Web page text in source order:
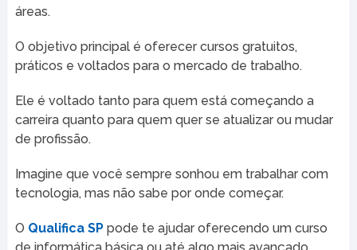
áreas.
O objetivo principal é oferecer cursos gratuitos,
práticos e voltados para o mercado de trabalho.
Ele é voltado tanto para quem está começando a
carreira quanto para quem quer se atualizar ou mudar
de profissão.
Imagine que você sempre sonhou em trabalhar com
tecnologia, mas não sabe por onde começar.
O Qualifica SPpode te ajudar oferecendo um curso